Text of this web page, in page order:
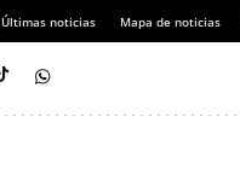
Últimas noticias Mapa de noticias